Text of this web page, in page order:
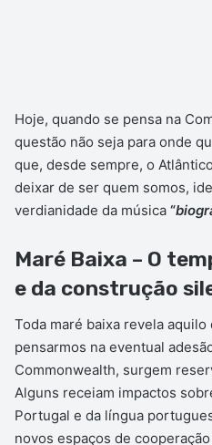
Hoje, quando se pensa na
questão não seja para onde
que, desde sempre, o
deixar de ser quem somos,
verdianidade da música “
Maré Baixa – O
e da construção
Toda maré baixa revela
pensarmos na eventual
Commonwealth, surgem
Alguns receiam impactos
Portugal e da língua
novos espaços de